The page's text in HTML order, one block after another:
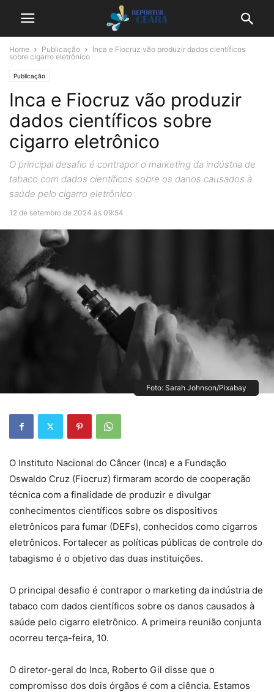
Home Publicação
Inca e Fiocruz vão produzir dados científicos
sobre cigarro eletrônico
Publicação
Inca e Fiocruz vão produzir
dados científicos sobre
cigarro eletrônico
O principal desafio é contrapor o marketing da indústria de
tabaco com dados científicos sobre os danos causados à
saúde pelo cigarro eletrônico
12 de setembro de 2024 às 09:54
Foto: Sarah Johnson/Pixabay
O Instituto Nacional do Câncer (Inca) e a Fundação
Oswaldo Cruz (Fiocruz) firmaram acordo de cooperação
técnica com a finalidade de produzir e divulgar
conhecimentos científicos sobre os dispositivos
eletrônicos para fumar (DEFs), conhecidos como cigarros
eletrônicos. Fortalecer as políticas públicas de controle do
tabagismo é o objetivo das duas instituições.
O principal desafio é contrapor o marketing da indústria de
tabaco com dados científicos sobre os danos causados à
saúde pelo cigarro eletrônico. A primeira reunião conjunta
ocorreu terça-feira, 10.
O diretor-geral do Inca, Roberto Gil disse que o
compromisso dos dois órgãos é com a ciência. Estamos